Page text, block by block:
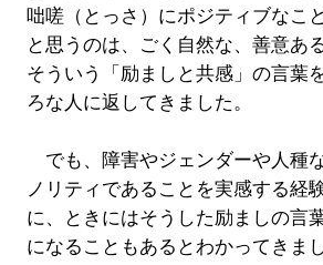
咄嗟（とっさ）にポジティブなこ
と思うのは、ごく自然な、善意あ
そういう「励ましと共感」の言葉
ろな人に返してきました。
でも、障害やジェンダーや人種
ノリティであることを実感する経
に、ときにはそうした励ましの言
になることもあるとわかってきまし